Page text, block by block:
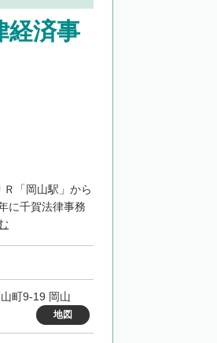
経済事
「岡山駅」から
に千賀法律事務
町9-19 岡山
地図